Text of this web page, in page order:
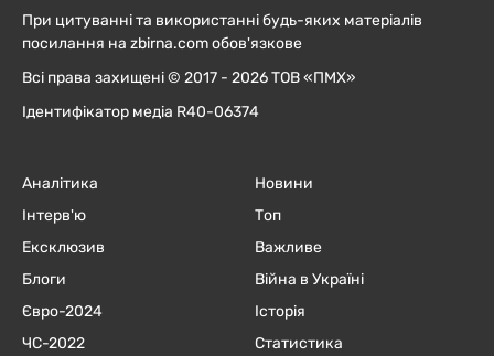
При цитуванні та використанні будь-яких матеріалів
посилання на zbirna.com обов'язкове
Всі права захищені © 2017 - 2026 ТОВ «ПМХ»
Ідентифікатор медіа R40-06374
Аналітика
Інтерв'ю
Ексклюзив
Блоги
Євро-2024
ЧC-2022
Новини
Топ
Важливе
Війна в Україні
Історія
Статистика